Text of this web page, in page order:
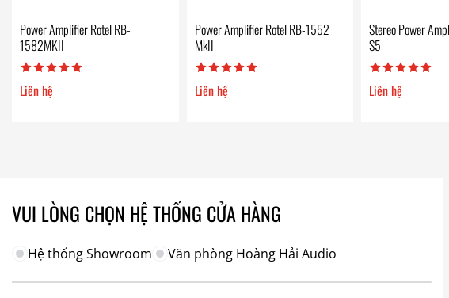
Power Amplifier Rotel RB-
1582MKII
Liên hệ
Power Amplifier Rotel RB-1552
MkII
Liên hệ
Stereo Power
S5
Liên hệ
VUI LÒNG CHỌN HỆ THỐNG CỬA HÀNG
Hệ thống Showroom Văn phòng Hoàng Hải Audio